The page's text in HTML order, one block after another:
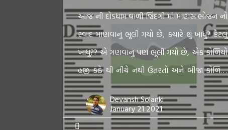
આજ ની દોડધામ વાળી જિંદગી માં માણસ ભોજન નો
સ્વાદ માણવાનું ભૂલી ગયો છે, ક્યારે શું ખાધું? કેટલું
ખાધું?? એ ગણવાનું પણ ભૂલી ગયો છે, એક કોળિયો
હજી કંઠે થી નીચે નથી ઉતરતો અને બીજા કોળિયા
સાથે તૈયાર એનો હાથ છે. આજ ના કળિયુગ માં
માણસ જીભ નો સ્વાદ પણ ભૂલી ગયો છે. કઈ વાનગી
[…]
Devansh Solanki
January 21 2021